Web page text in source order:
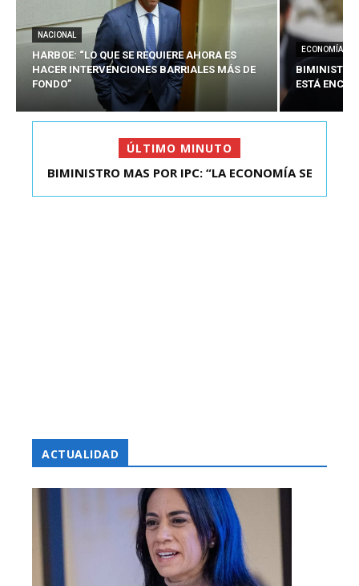
NACIONAL
HARBOE: “LO QUE SE REQUIERE AHORA ES
HACER INTERVENCIONES BARRIALES MÁS DE
FONDO”
ECONOMÍA
BIMINISTRO
ESTÁ
ÚLTIMO MINUTO
KAST SE REUNIÓ CON EL PRESIDENTE ELECTO DE
BIMINISTRO MAS POR IPC: “LA ECONOMÍA SE
ACTUALIDAD